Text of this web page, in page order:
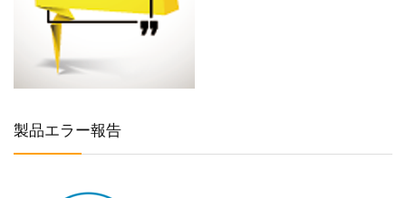
製品エラー報告